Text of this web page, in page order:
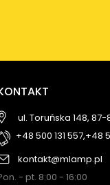
ul. Toruńska 148, 87-
+48 500 131 557,+48
kontakt@mlamp.pl
- pt. 8:00 - 16:00